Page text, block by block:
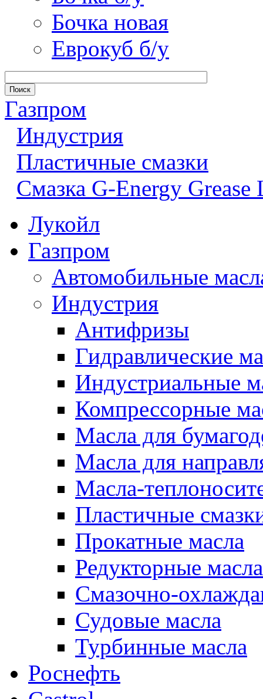
Бочка новая
Еврокуб б/у
Газпром
Индустрия
Пластичные смазки
Смазка G-Energy
Лукойл
Газпром
Автомобильные
Индустрия
Антифризы
Гидравлические
Индустриальные
Компрессорные
Масла для
Масла для
Масла-
Пластичные
Прокатные масла
Редукторные масла
Смазочно-
Судовые масла
Турбинные масла
Роснефть